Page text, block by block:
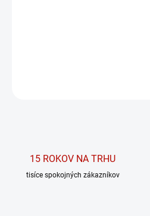
15 ROKOV NA TRHU
tisíce spokojných zákazníkov